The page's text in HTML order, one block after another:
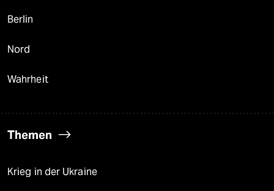
Berlin
Nord
Wahrheit
Themen
Krieg in der Ukraine